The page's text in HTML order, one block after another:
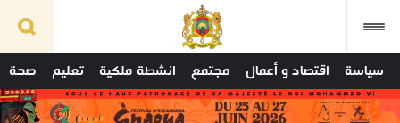
سياسة اقتصاد و أعمال مجتمع انشطة ملكية تعليم صحة